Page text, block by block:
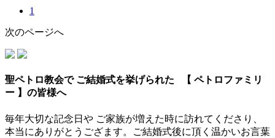
1
次のページへ
聖ペトロ教会で ご結婚式を挙げられた
【 ペトロファミリ
ー 】の皆様へ
毎年大切な記念日や ご家族が増えた時に訪れてくださり、
本当にありがとうござます。ご結婚式後に頂く温かいお言葉